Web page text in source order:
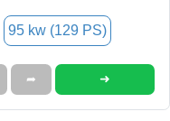
95 kw (129 PS)
➦ ➜